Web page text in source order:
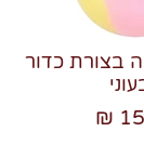
בצורת כדור